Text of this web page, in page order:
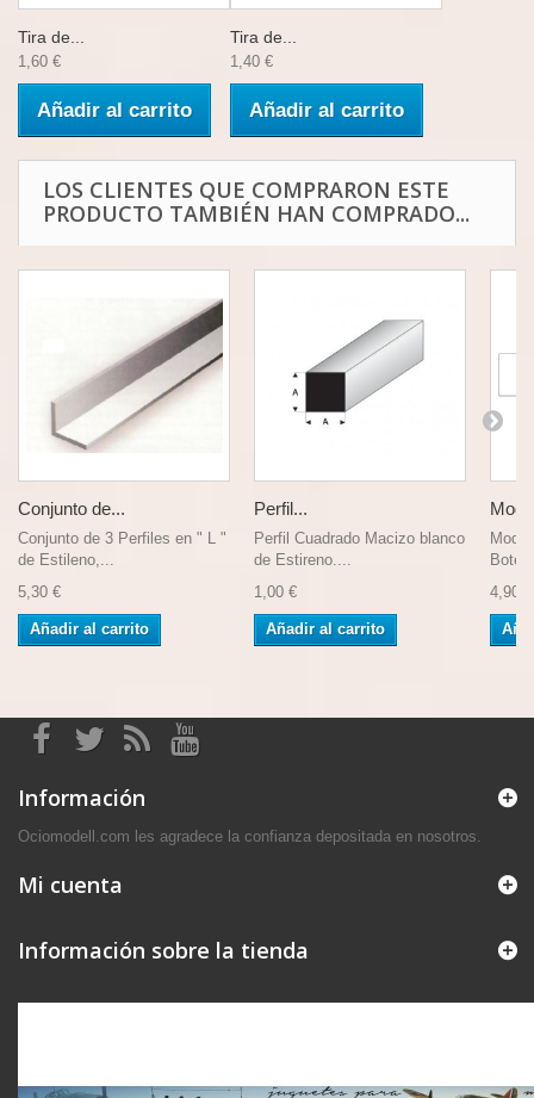
Tira de...
1,60 €
Añadir al carrito
Tira de...
1,40 €
Añadir al carrito
LOS CLIENTES QUE COMPRARON ESTE
PRODUCTO TAMBIÉN HAN COMPRADO...
Conjunto de...
Conjunto de 3 Perfiles en " L "
de Estileno,...
5,30 €
Añadir al carrito
Perfil...
Perfil Cuadrado Macizo blanco
de Estireno....
1,00 €
Añadir al carrito
Bote
4,90 €
Información
Ociomodell.com les agradece la confianza depositada en nosotros.
Mi cuenta
Información sobre la tienda